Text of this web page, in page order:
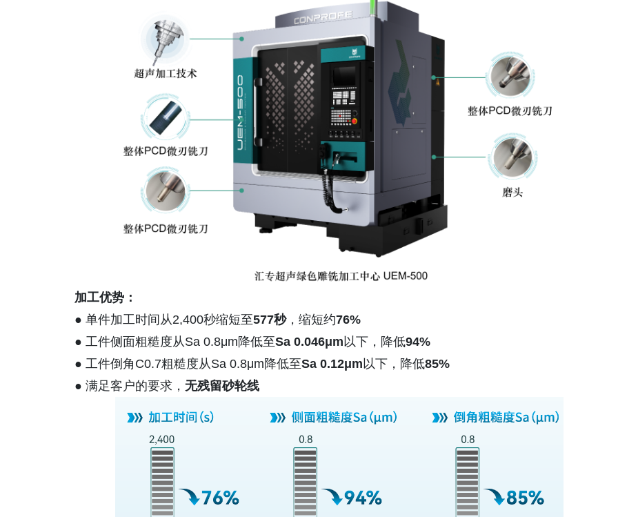
加工优势：
● 单件加工时间从2,400秒缩短至577秒，缩短约76%
● 工件侧面粗糙度从Sa 0.8μm降低至Sa 0.046μm以下，降低94%
● 工件倒角C0.7粗糙度从Sa 0.8μm降低至Sa 0.12μm以下，降低85%
● 满足客户的要求， 无残留砂轮线